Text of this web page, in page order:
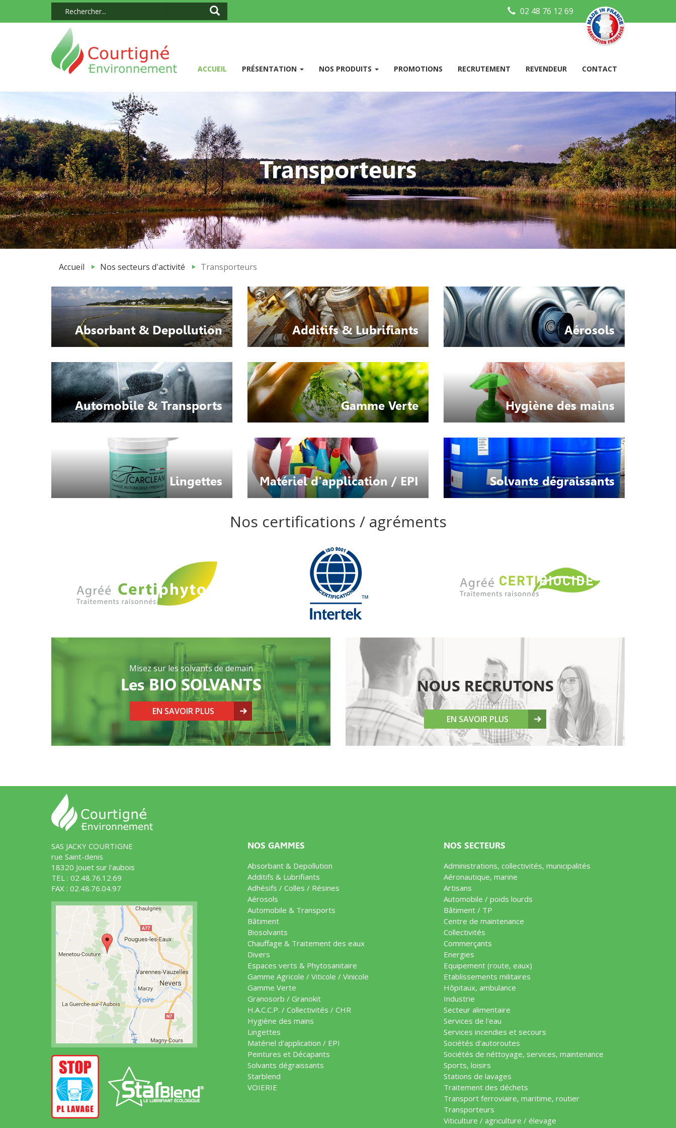
02 48 76 12 69
ACCUEIL (CURRENT)
PRÉSENTATION NOS PRODUITS PROMOTIONS RECRUTEMENT REVENDEUR CONTACT
Transporteurs
Accueil Nos secteurs d'activité Transporteurs
Absorbant & Depollution Additifs & Lubrifiants Aérosols
Automobile & Transports Gamme Verte Hygiène des mains
Lingettes Matériel d'application / EPI Solvants dégraissants
Nos certifications / agréments
Misez sur les solvants de demain
Les BIO SOLVANTS
EN SAVOIR PLUS
NOUS RECRUTONS
EN SAVOIR PLUS
SAS JACKY COURTIGNE
rue Saint-denis
18320 Jouet sur l'aubois
TEL : 02.48.76.12.69
FAX : 02.48.76.04.97
NOS GAMMES
Absorbant & Depollution
Additifs & Lubrifiants
Adhésifs / Colles / Résines
Aérosols
Automobile & Transports
Bâtiment
Biosolvants
Chauffage & Traitement des eaux
Divers
Espaces verts & Phytosanitaire
Gamme Agricole / Viticole / Vinicole
Gamme Verte
Granosorb / Granokit
H.A.C.C.P. / Collectivités / CHR
Hygiène des mains
Lingettes
Matériel d'application / EPI
Peintures et Décapants
Solvants dégraissants
Starblend
VOIERIE
NOS SECTEURS
Administrations, collectivités, municipalités
Aéronautique, marine
Artisans
Automobile / poids lourds
Bâtiment / TP
Centre de maintenance
Collectivités
Commerçants
Energies
Equipement (route, eaux)
Etablissements militaires
Hôpitaux, ambulance
Industrie
Secteur alimentaire
Services de l'eau
Services incendies et secours
Sociétés d'autoroutes
Sociétés de néttoyage, services, maintenance
Sports, loisirs
Stations de lavages
Traitement des déchets
Transport ferroviaire, maritime, routier
Transporteurs
Viticulture / agriculture / élevage